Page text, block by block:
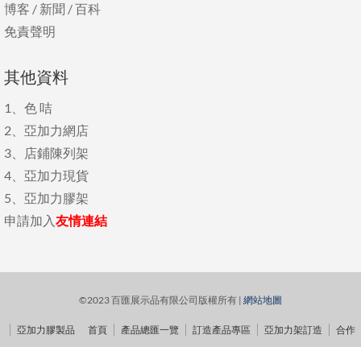
博客 / 新聞 /百科
免責聲明
其他資料
1、 色 咭
2、 亞加力網店
3、
店鋪陳列架
4、 亞加力現貨
5、 亞加力膠架
申請加入友情連結
©2023 百匯展示品有限公司版權所有 | 網站地圖
亞加力膠製品 首頁 產品總匯一覽 訂造產品專區 亞加力架訂造 合作